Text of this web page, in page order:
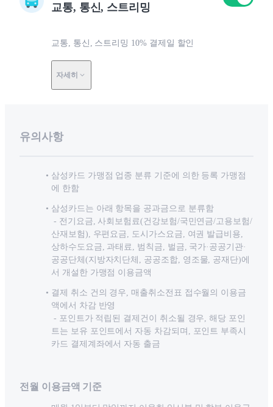
교통, 통신, 스트리밍
교통, 통신, 스트리밍 10% 결제일 할인
자세히
유의사항
삼성카드 가맹점 업종 분류 기준에 의한 등록 가맹점
에 한함
삼성카드는 아래 항목을 공과금으로 분류함
- 전기요금, 사회보험료(건강보험/국민연금/고용보험/
산재보험), 우편요금, 도시가스요금, 여권 발급비용,
상하수도요금, 과태료, 범칙금, 벌금, 국가·공공기관·
공공단체(지방자치단체, 공공조합, 영조물, 공재단)에
서 개설한 가맹점 이용금액
결제 취소 건의 경우, 매출취소전표 접수월의 이용금
액에서 차감 반영
- 포인트가 적립된 결제건이 취소될 경우, 해당 포인
트는 보유 포인트에서 자동 차감되며, 포인트 부족시
카드 결제계좌에서 자동 출금
전월 이용금액 기준